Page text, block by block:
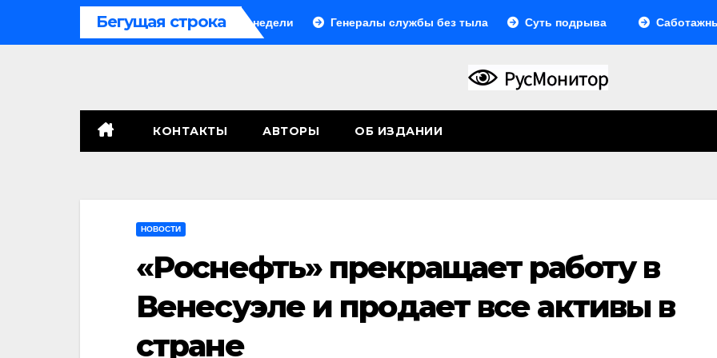
Бегущая строка
В Грузии третий блэкаут за две недели Генералы службы без тыла Суть подрыва Саботажный
КОНТАКТЫ АВТОРЫ ОБ ИЗДАНИИ
НОВОСТИ
«Роснефть» прекращает работу в
Венесуэле и продает все активы в
стране